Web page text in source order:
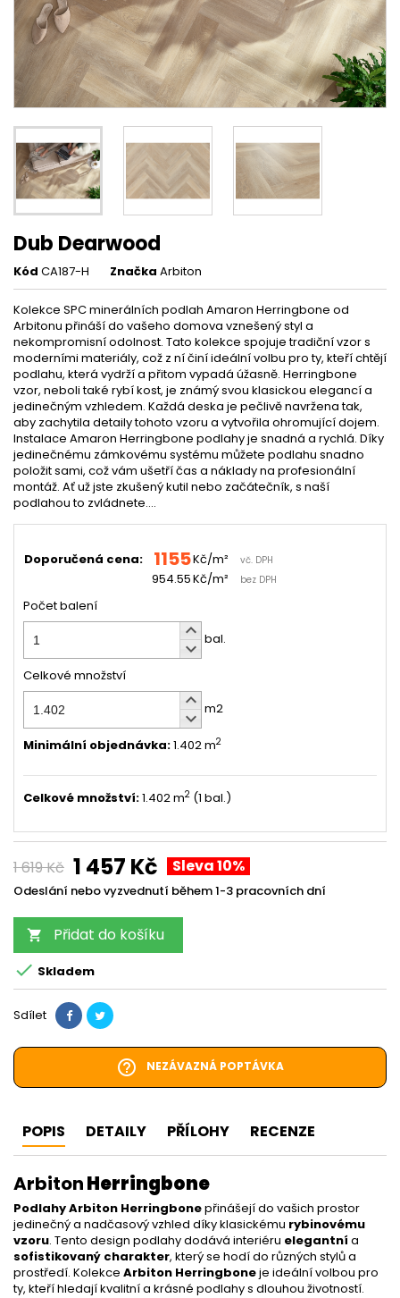
Dub Dearwood
Kód CA187-H Značka Arbiton
Kolekce SPC minerálních podlah Amaron Herringbone od
Arbitonu přináší do vašeho domova vznešený styl a
nekompromisní odolnost. Tato kolekce spojuje tradiční vzor s
moderními materiály, což z ní činí ideální volbu pro ty, kteří chtějí
podlahu, která vydrží a přitom vypadá úžasně. Herringbone
vzor, neboli také rybí kost, je známý svou klasickou elegancí a
jedinečným vzhledem. Každá deska je pečlivě navržena tak,
aby zachytila detaily tohoto vzoru a vytvořila ohromující dojem.
Instalace Amaron Herringbone podlahy je snadná a rychlá. Díky
jedinečnému zámkovému systému můžete podlahu snadno
položit sami, což vám ušetří čas a náklady na profesionální
montáž. Ať už jste zkušený kutil nebo začátečník, s naší
podlahou to zvládnete....
Doporučená cena: 1155Kč/m² vč. DPH
954.55Kč/m² bez DPH
Počet balení
keyboard_arrow_up
keyboard_arrow_down bal.
Celkové množství
keyboard_arrow_up
keyboard_arrow_down m2
Minimální objednávka:1.402 m2
Celkové množství:1.402 m2 (1 bal.)
1 619 Kč 1 457 Kč Sleva 10%
Odeslání nebo vyzvednutí během 1-3 pracovních dní
 Přidat do košíku
 Skladem
Sdílet
help_outline NEZÁVAZNÁ POPTÁVKA
POPIS DETAILY PŘÍLOHY RECENZE
ArbitonHerringbone
Podlahy Arbiton Herringbonepřinášejí do vašich prostor
jedinečný a nadčasový vzhled díky klasickému rybinovému
vzoru. Tento design podlahy dodává interiéru elegantní a
sofistikovaný charakter, který se hodí do různých stylů a
prostředí. Kolekce Arbiton Herringboneje ideální volbou pro
ty, kteří hledají kvalitní a krásné podlahy s dlouhou životností.